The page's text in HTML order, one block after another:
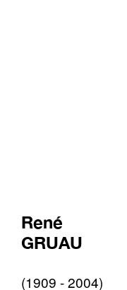
René
GRUAU
(1909 - 2004)